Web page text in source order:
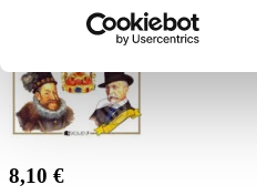
8,10 €